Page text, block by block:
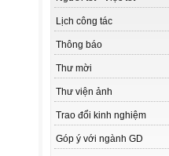
Lịch công tác
Thông báo
Thư mời
Thư viện ảnh
Trao đổi kinh nghiệm
Góp ý với ngành GD